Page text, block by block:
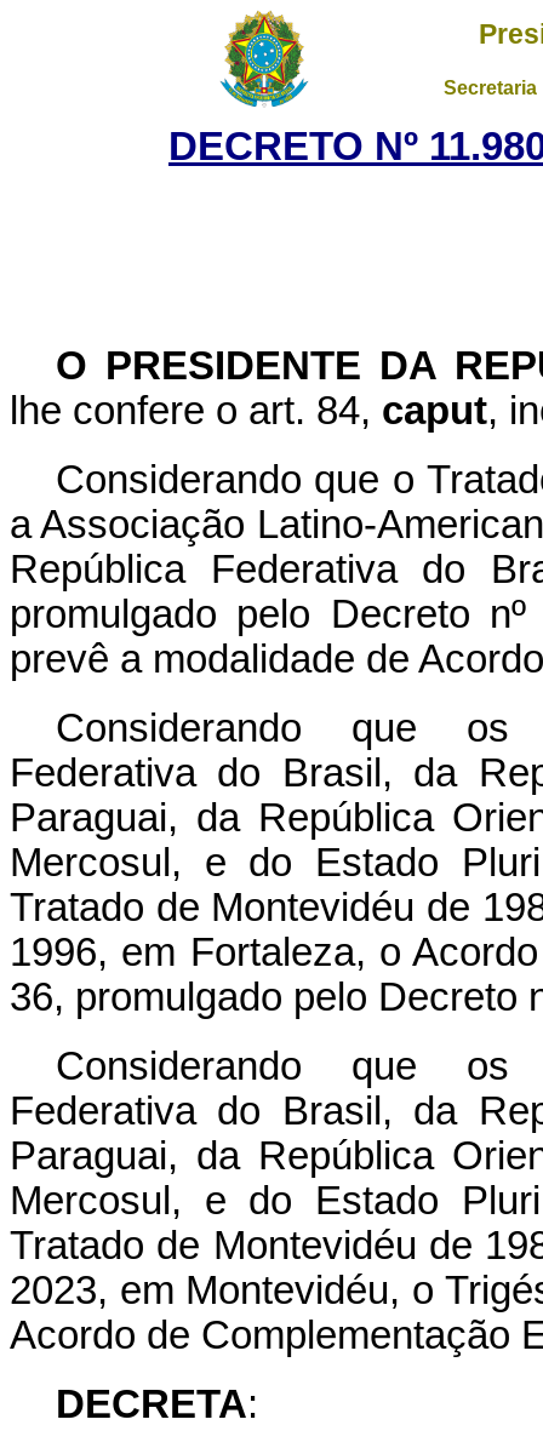
DECRETO Nº
O PRESIDENTE DA
lhe confere o art. 84, caput,
Considerando que o
a Associação Latino-
República Federativa do
promulgado pelo Decreto
prevê a modalidade de
Considerando que os
Federativa do Brasil, da
Paraguai, da República
Mercosul, e do Estado
Tratado de Montevidéu de
1996, em Fortaleza, o
36, promulgado pelo Decreto
Considerando que os
Federativa do Brasil, da
Paraguai, da República
Mercosul, e do Estado
Tratado de Montevidéu de
2023, em Montevidéu, o
Acordo de Complementação
DECRETA: